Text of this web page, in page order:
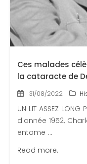
Ces malades
la cataracte de
31/08/2022
UN LIT ASSEZ
d'année 1952,
entame ...
Read more.